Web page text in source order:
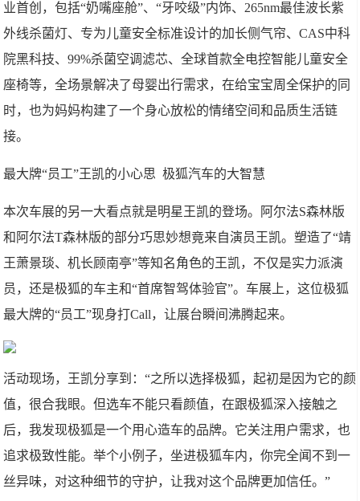
业首创，包括“奶嘴座舱”、“牙咬级”内饰、265nm最佳波长紫
外线杀菌灯、专为儿童安全标准设计的加长侧气帘、CAS中科
院黑科技、99%杀菌空调滤芯、全球首款全电控智能儿童安全
座椅等，全场景解决了母婴出行需求，在给宝宝周全保护的同
时，也为妈妈构建了一个身心放松的情绪空间和品质生活链
接。
最大牌“员工”王凯的小心思 极狐汽车的大智慧
本次车展的另一大看点就是明星王凯的登场。阿尔法S森林版
和阿尔法T森林版的部分巧思妙想竟来自演员王凯。塑造了“靖
王萧景琰、机长顾南亭”等知名角色的王凯，不仅是实力派演
员，还是极狐的车主和“首席智驾体验官”。车展上，这位极狐
最大牌的“员工”现身打Call，让展台瞬间沸腾起来。
活动现场，王凯分享到：“之所以选择极狐，起初是因为它的颜
值，很合我眼。但选车不能只看颜值，在跟极狐深入接触之
后，我发现极狐是一个用心造车的品牌。它关注用户需求，也
追求极致性能。举个小例子，坐进极狐车内，你完全闻不到一
丝异味，对这种细节的守护，让我对这个品牌更加信任。”